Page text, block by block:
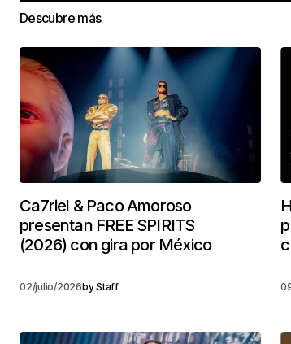
Descubre más
Ca7riel & Paco Amoroso
presentan FREE SPIRITS
(2026) con gira por México
02/julio/2026byStaff